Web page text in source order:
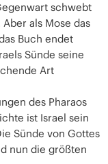
schwebt
als Mose das
Buch endet
Sünde seine
Art
des Pharaos
ist Israel sein
Sünde von Gottes
nun die größten